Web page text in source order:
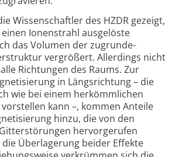
Wissenschaftler des HZDR gezeigt,
Ionenstrahl ausgelöste
das Volumen der zugrunde­
vergrößert. Allerdings nicht
Richtungen des Raums. Zur
in Längsrichtung – die
wie bei einem herkömmlichen
kann –, kommen Anteile
hinzu, die von den
hervorgerufen
Überlagerung beider Effekte